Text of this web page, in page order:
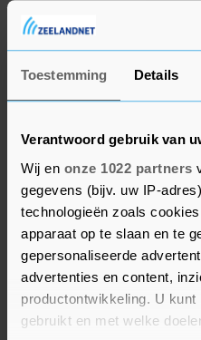
Toestemming Details
Verantwoord gebruik van
Wij en onze 1022 partners
gegevens (bijv. uw IP-
technologieën zoals
apparaat op te slaan en te
gepersonaliseerde
advertenties en content,
productontwikkeling. U
gebruikt en met welke
De ECB heeft de
gepland voor 11 april.
een vergadering, net
pas weer op 12